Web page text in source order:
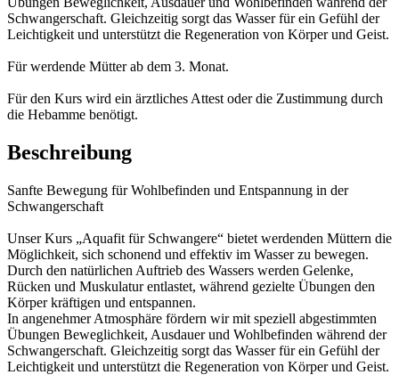
Schwangerschaft. Gleichzeitig sorgt das Wasser für ein Gefühl der
Leichtigkeit und unterstützt die Regeneration von Körper und Geist.
Für werdende Mütter ab dem 3. Monat.
Für den Kurs wird ein ärztliches Attest oder die Zustimmung durch
die Hebamme benötigt.
Beschreibung
Sanfte Bewegung für Wohlbefinden und Entspannung in der
Schwangerschaft
Unser Kurs „Aquafit für Schwangere“ bietet werdenden Müttern die
Möglichkeit, sich schonend und effektiv im Wasser zu bewegen.
Durch den natürlichen Auftrieb des Wassers werden Gelenke,
Rücken und Muskulatur entlastet, während gezielte Übungen den
Körper kräftigen und entspannen.
In angenehmer Atmosphäre fördern wir mit speziell abgestimmten
Übungen Beweglichkeit, Ausdauer und Wohlbefinden während der
Schwangerschaft. Gleichzeitig sorgt das Wasser für ein Gefühl der
Leichtigkeit und unterstützt die Regeneration von Körper und Geist.